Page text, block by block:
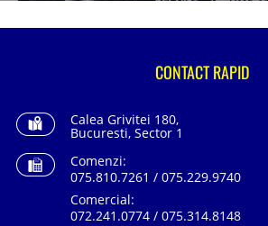
CONTACT RAPID
Calea Grivitei 180,
Bucuresti, Sector 1
Comenzi:
075.810.7261 / 075.229.9740
Comercial:
072.241.0774 / 075.314.8148